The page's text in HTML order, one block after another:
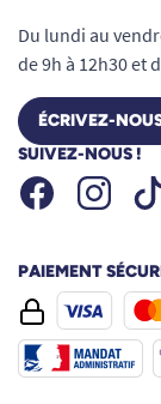
Du lundi au
de 9h à 12h30 et
ÉCRIVEZ-
SUIVEZ-NOUS !
Facebook
PAIEMENT